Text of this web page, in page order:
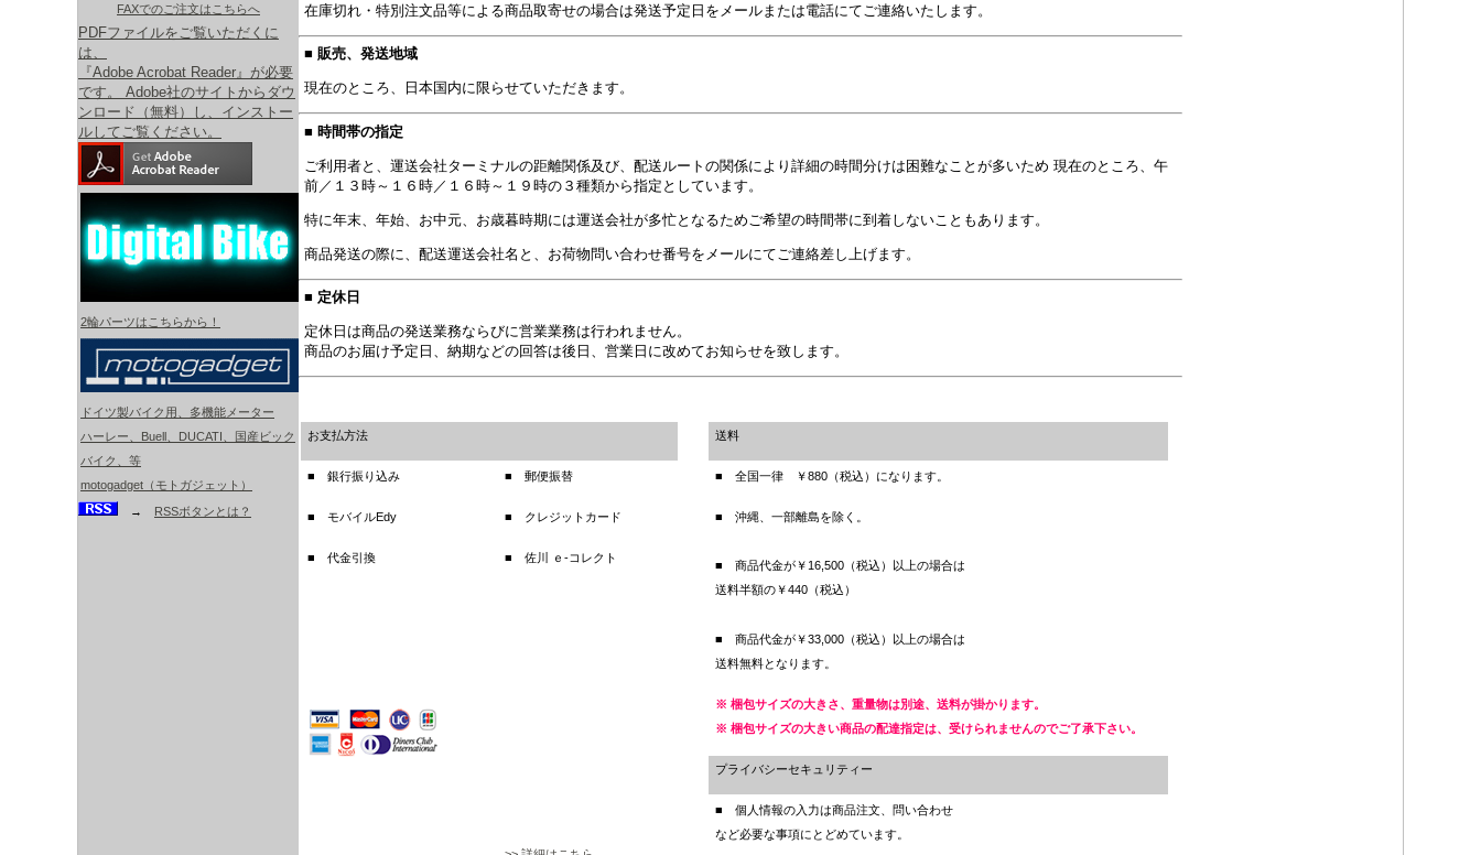
FAXでのご注文はこちらへ
PDFファイルをご覧いただくに
は、
『Adobe Acrobat Reader』が必要
です。 Adobe社のサイトからダウ
ンロード（無料）し、インストー
ルしてご覧ください。
2輪パーツはこちらから！
ドイツ製バイク用、多機能メーター
ハーレー、Buell、DUCATI、国産ビック
バイク、等
motogadget（モトガジェット）
→ RSSボタンとは？
在庫切れ・特別注文品等による商品取寄せの場合は発送予定日をメールまたは電話にてご連絡いたします。
■ 販売、発送地域
現在のところ、日本国内に限らせていただきます。
■ 時間帯の指定
ご利用者と、運送会社ターミナルの距離関係及び、配送ルートの関係により詳細の時間分けは困難なことが多いため 現在のところ、午
前／１３時～１６時／１６時～１９時の３種類から指定としています。
特に年末、年始、お中元、お歳暮時期には運送会社が多忙となるためご希望の時間帯に到着しないこともあります。
商品発送の際に、配送運送会社名と、お荷物問い合わせ番号をメールにてご連絡差し上げます。
■ 定休日
定休日は商品の発送業務ならびに営業業務は行われません。
商品のお届け予定日、納期などの回答は後日、営業日に改めてお知らせを致します。
お支払方法 送料
■ 銀行振り込み ■ 郵便振替 ■ 全国一律 ￥880（税込）になります。
■ モバイルEdy ■ クレジットカード ■ 沖縄、一部離島を除く。
■ 代金引換 ■ 佐川 ｅ-コレクト
■ 商品代金が￥16,500（税込）以上の場合は
送料半額の￥440（税込）
■ 商品代金が￥33,000（税込）以上の場合は
送料無料となります。
※ 梱包サイズの大きさ、重量物は別途、送料が掛かります。
※ 梱包サイズの大きい商品の配達指定は、受けられませんのでご了承下さい。
プライバシーセキュリティー
■ 個人情報の入力は商品注文、問い合わせ
など必要な事項にとどめています。